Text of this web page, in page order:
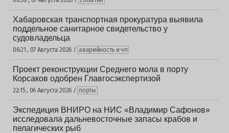
Хабаровская транспортная прокуратура выявила
поддельное санитарное свидетельство у
судовладельца
06:21 , 07 Августа 2026 / аварийность и чп
Проект реконструкции Среднего мола в порту
Корсаков одобрен Главгосэкспертизой
22:15 , 06 Августа 2026 / порты
Экспедиция ВНИРО на НИС «Владимир Сафонов»
исследовала дальневосточные запасы крабов и
пелагических рыб